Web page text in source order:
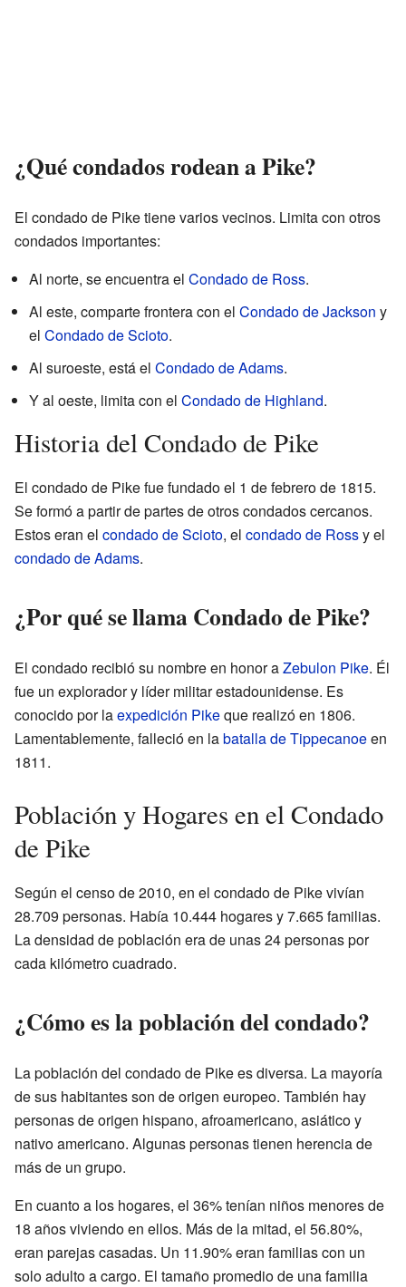
¿Qué condados rodean a Pike?
El condado de Pike tiene varios vecinos. Limita con otros
condados importantes:
Al norte, se encuentra el Condado de Ross.
Al este, comparte frontera con el Condado de Jackson y
el Condado de Scioto.
Al suroeste, está el Condado de Adams.
Y al oeste, limita con el Condado de Highland.
Historia del Condado de Pike
El condado de Pike fue fundado el 1 de febrero de 1815.
Se formó a partir de partes de otros condados cercanos.
Estos eran el condado de Scioto, el condado de Rossy el
condado de Adams.
¿Por qué se llama Condado de Pike?
El condado recibió su nombre en honor aZebulon Pike. Él
fue un explorador y líder militar estadounidense. Es
conocido por laexpedición Pikeque realizó en 1806.
Lamentablemente, falleció en labatalla de Tippecanoeen
1811.
Población y Hogares en el Condado
de Pike
Según el censo de 2010, en el condado de Pike vivían
28.709 personas. Había 10.444 hogares y 7.665 familias.
La densidad de población era de unas 24 personas por
cada kilómetro cuadrado.
¿Cómo es la población del condado?
La población del condado de Pike es diversa. La mayoría
de sus habitantes son de origen europeo. También hay
personas de origen hispano, afroamericano, asiático y
nativo americano. Algunas personas tienen herencia de
más de un grupo.
En cuanto a los hogares, el 36% tenían niños menores de
18 años viviendo en ellos. Más de la mitad, el 56.80%,
eran parejas casadas. Un 11.90% eran familias con un
solo adulto a cargo. El tamaño promedio de una familia